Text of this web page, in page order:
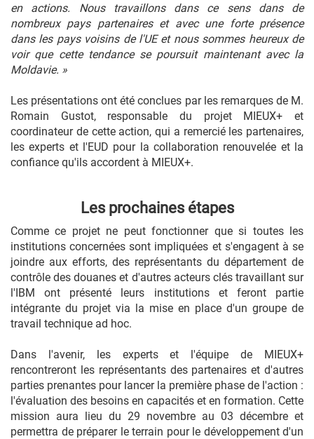
en actions. Nous travaillons dans ce sens dans de
nombreux pays partenaires et avec une forte présence
dans les pays voisins de l'UE et nous sommes heureux de
voir que cette tendance se poursuit maintenant avec la
Moldavie. »
Les présentations ont été conclues par les remarques de M.
Romain Gustot, responsable du projet MIEUX+ et
coordinateur de cette action, qui a remercié les partenaires,
les experts et l'EUD pour la collaboration renouvelée et la
confiance qu'ils accordent à MIEUX+.
Les prochaines étapes
Comme ce projet ne peut fonctionner que si toutes les
institutions concernées sont impliquées et s'engagent à se
joindre aux efforts, des représentants du département de
contrôle des douanes et d'autres acteurs clés travaillant sur
l'IBM ont présenté leurs institutions et feront partie
intégrante du projet via la mise en place d'un groupe de
travail technique ad hoc.
Dans l'avenir, les experts et l'équipe de MIEUX+
rencontreront les représentants des partenaires et d'autres
parties prenantes pour lancer la première phase de l'action :
l'évaluation des besoins en capacités et en formation. Cette
mission aura lieu du 29 novembre au 03 décembre et
permettra de préparer le terrain pour le développement d'un